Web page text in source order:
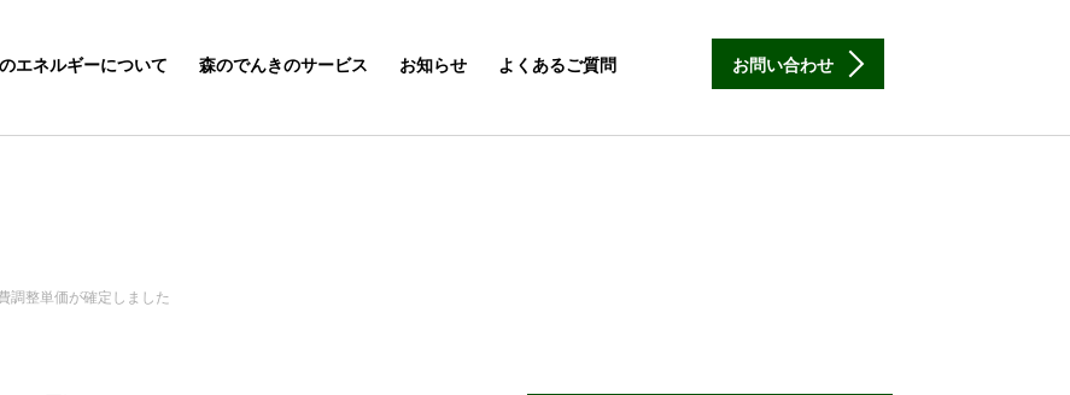
エネルギーについて 森のでんきのサービス お知らせ よくあるご質問 お問い合わせ
調整単価が確定しました